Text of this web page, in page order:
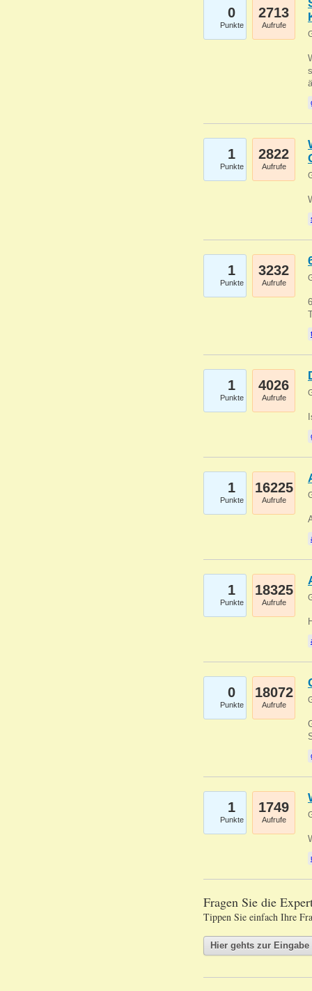
0
Punkte
2713
Aufrufe
1
Punkte
2822
Aufrufe
1
Punkte
3232
Aufrufe
1
Punkte
4026
Aufrufe
1
Punkte
16225
Aufrufe
1
Punkte
18325
Aufrufe
0
Punkte
18072
Aufrufe
1
Punkte
1749
Aufrufe
Fragen Sie die
Tippen Sie einfach Ihre